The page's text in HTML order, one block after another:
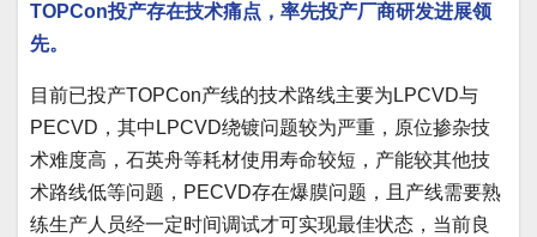
TOPCon投产存在技术痛点，率先投产厂商研发进展领
先。
目前已投产TOPCon产线的技术路线主要为LPCVD与
PECVD，其中LPCVD绕镀问题较为严重，原位掺杂技
术难度高，石英舟等耗材使用寿命较短，产能较其他技
术路线低等问题，PECVD存在爆膜问题，且产线需要熟
练生产人员经一定时间调试才可实现最佳状态，当前良